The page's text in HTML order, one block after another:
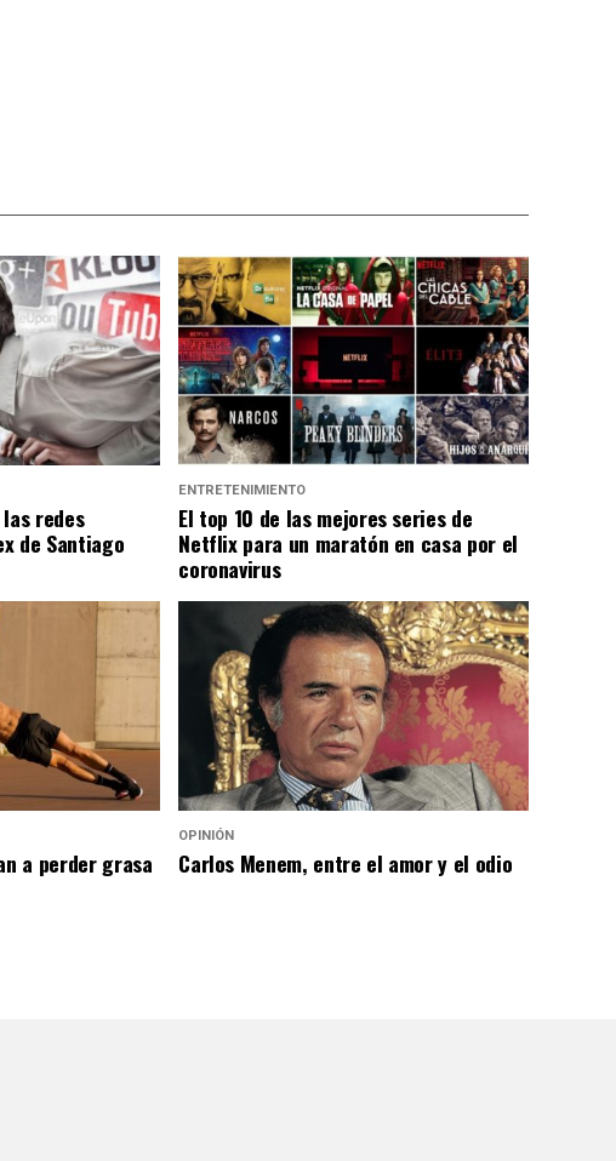
las redes
de Santiago
ENTRETENIMIENTO
El top 10 de las mejores series de
Netflix para un maratón en casa por el
coronavirus
a perder grasa
OPINIÓN
Carlos Menem, entre el amor y el odio